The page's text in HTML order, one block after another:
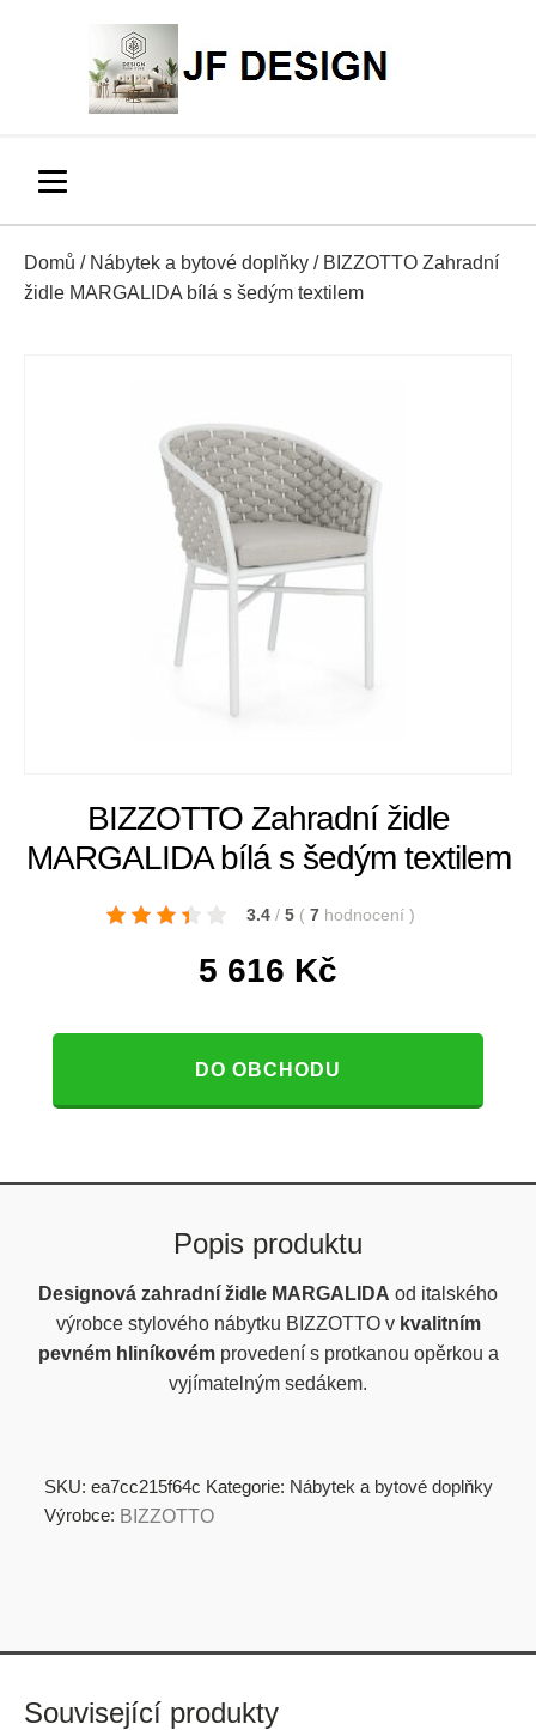
Domů / Nábytek a bytové doplňky / BIZZOTTO Zahradní
židle MARGALIDA bílá s šedým textilem
BIZZOTTO Zahradní židle
MARGALIDA bílá s šedým textilem
3.4 / 5 ( 7 hodnocení )
5 616 Kč
DO OBCHODU
Popis produktu
Designová zahradní židle MARGALIDA od italského
výrobce stylového nábytku BIZZOTTO v kvalitním
pevném hliníkovém provedení s protkanou opěrkou a
vyjímatelným sedákem.
SKU: ea7cc215f64c Kategorie: Nábytek a bytové doplňky
Výrobce: BIZZOTTO
Související produkty